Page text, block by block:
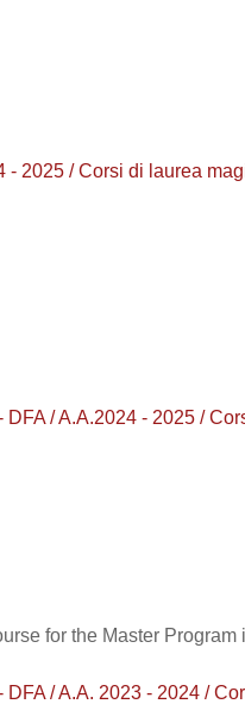
- 2025 / Corsi di laurea
/ A.A.2024 - 2025 /
for the Master Program
/ A.A. 2023 - 2024 /